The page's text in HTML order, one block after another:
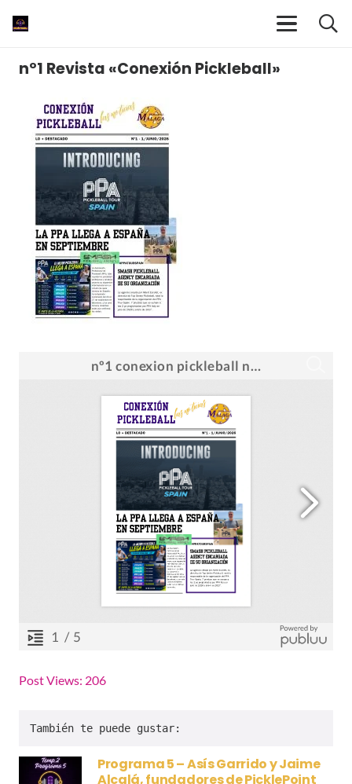
nº1 Revista «Conexión Pickleball»
Post Views: 206
También te puede gustar:
Programa 5 – Asís Garrido y Jaime
Alcalá, fundadores de PicklePoint